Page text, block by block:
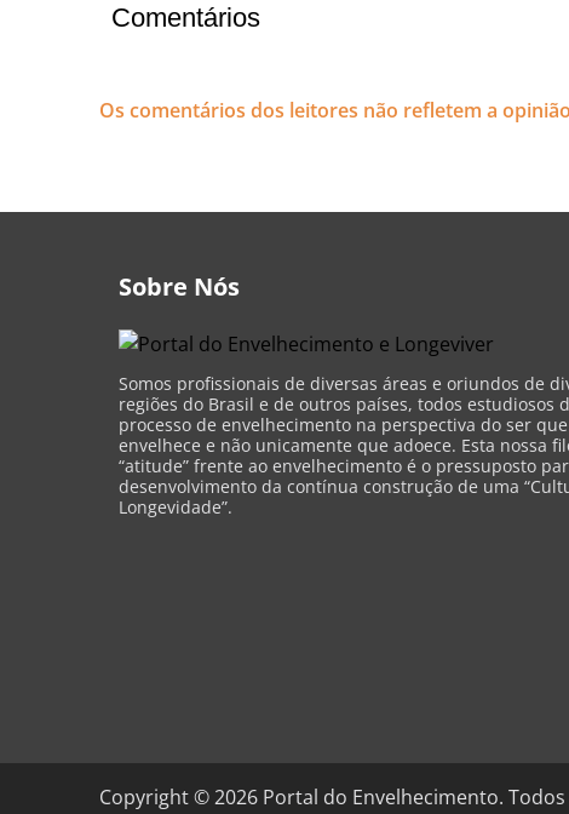
Comentários
Os comentários dos leitores não refletem a
Sobre Nós
Somos profissionais de diversas áreas e oriundos de
regiões do Brasil e de outros países, todos estudiosos
processo de envelhecimento na perspectiva do ser que
envelhece e não unicamente que adoece. Esta nossa
“atitude” frente ao envelhecimento é o pressuposto
desenvolvimento da contínua construção de uma
Longevidade”.
Copyright ©2026 Portal do Envelhecimento.